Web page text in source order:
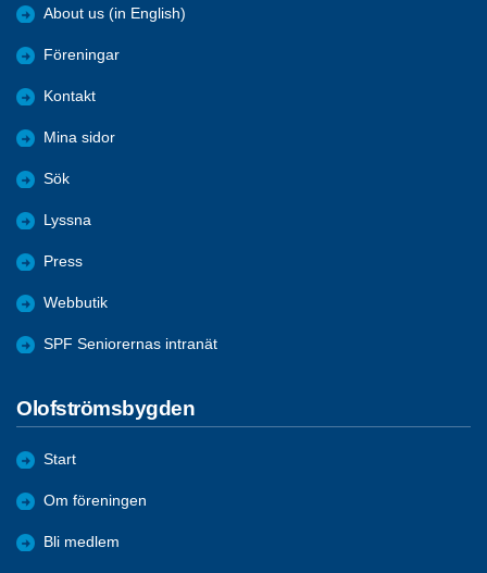
About us (in English)
Föreningar
Kontakt
Mina sidor
Sök
Lyssna
Press
Webbutik
SPF Seniorernas intranät
Olofströmsbygden
Start
Om föreningen
Bli medlem